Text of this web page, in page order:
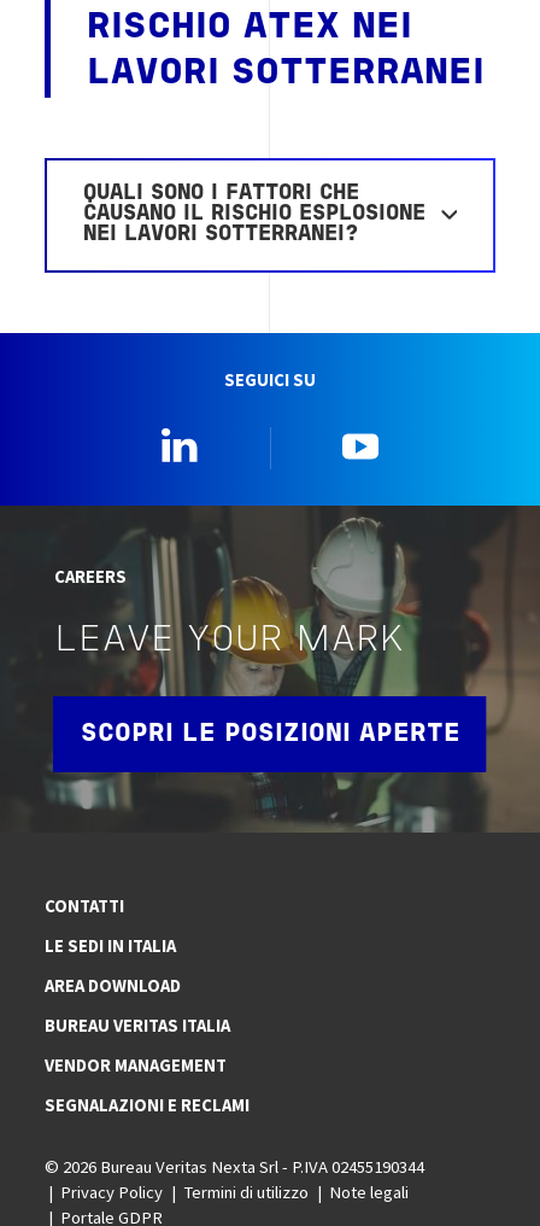
RISCHIO ATEX NEI
LAVORI SOTTERRANEI
QUALI SONO I FATTORI CHE
CAUSANO IL RISCHIO ESPLOSIONE
NEI LAVORI SOTTERRANEI?
SEGUICI SU
CAREERS
LEAVE YOUR MARK
SCOPRI LE POSIZIONI APERTE
CONTATTI
LE SEDI IN ITALIA
AREA DOWNLOAD
BUREAU VERITAS ITALIA
VENDOR MANAGEMENT
SEGNALAZIONI E RECLAMI
© 2026 Bureau Veritas Nexta Srl - P.IVA 02455190344
Privacy Policy
Termini di utilizzo
Note legali
Portale GDPR